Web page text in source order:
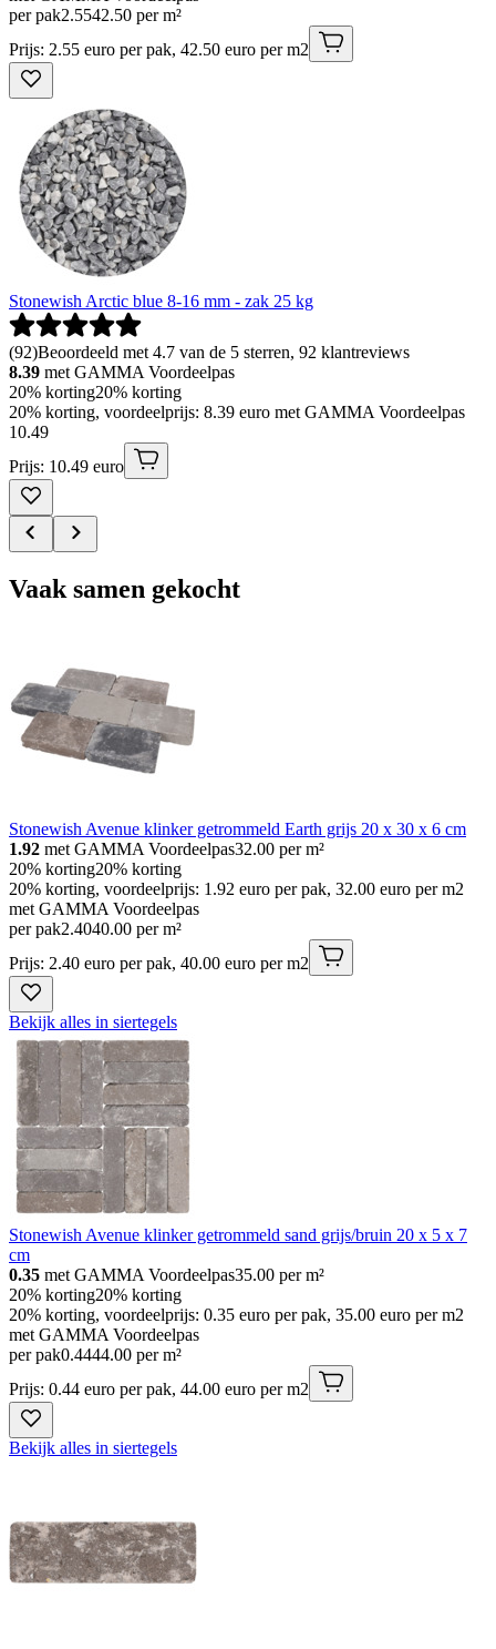
per pak2.5542.50 per m²
Prijs: 2.55 euro per pak, 42.50 euro per m2
Stonewish Arctic blue 8-16 mm - zak 25 kg
(92)Beoordeeld met 4.7 van de 5 sterren, 92 klantreviews
8.39 met GAMMA Voordeelpas
20% korting20% korting
20% korting, voordeelprijs: 8.39 euro met GAMMA Voordeelpas
10.49
Prijs: 10.49 euro
Vaak samen gekocht
Stonewish Avenue klinker getrommeld Earth grijs 20 x 30 x 6 cm
1.92 met GAMMA Voordeelpas32.00 per m²
20% korting20% korting
20% korting, voordeelprijs: 1.92 euro per pak, 32.00 euro per m2
met GAMMA Voordeelpas
per pak2.4040.00 per m²
Prijs: 2.40 euro per pak, 40.00 euro per m2
Bekijk alles in siertegels
Stonewish Avenue klinker getrommeld sand grijs/bruin 20 x 5 x 7
cm
0.35 met GAMMA Voordeelpas35.00 per m²
20% korting20% korting
20% korting, voordeelprijs: 0.35 euro per pak, 35.00 euro per m2
met GAMMA Voordeelpas
per pak0.4444.00 per m²
Prijs: 0.44 euro per pak, 44.00 euro per m2
Bekijk alles in siertegels